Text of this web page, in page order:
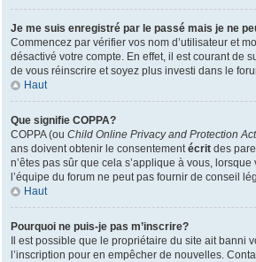
Je me suis enregistré par le passé mais je ne
Commencez par vérifier vos nom d’utilisateur et
désactivé votre compte. En effet, il est courant de
de vous réinscrire et soyez plus investi dans le
Haut
Que signifie COPPA?
COPPA (ou Child Online Privacy and Protection Act
ans doivent obtenir le consentementécrit des
n’êtes pas sûr que cela s’applique à vous,
l’équipe du forum ne peut pas fournir de conseil
Haut
Pourquoi ne puis-je pas m’inscrire?
Il est possible que le propriétaire du site ait banni
l’inscription pour en empêcher de nouvelles.